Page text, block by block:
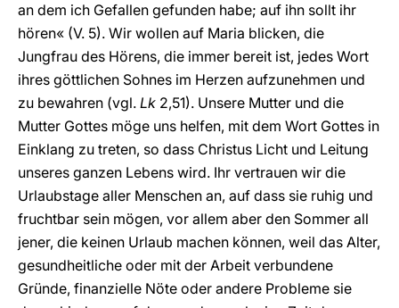
an dem ich Gefallen gefunden habe; auf ihn sollt ihr
hören« (V. 5). Wir wollen auf Maria blicken, die
Jungfrau des Hörens, die immer bereit ist, jedes Wort
ihres göttlichen Sohnes im Herzen aufzunehmen und
zu bewahren (vgl. Lk 2,51). Unsere Mutter und die
Mutter Gottes möge uns helfen, mit dem Wort Gottes in
Einklang zu treten, so dass Christus Licht und Leitung
unseres ganzen Lebens wird. Ihr vertrauen wir die
Urlaubstage aller Menschen an, auf dass sie ruhig und
fruchtbar sein mögen, vor allem aber den Sommer all
jener, die keinen Urlaub machen können, weil das Alter,
gesundheitliche oder mit der Arbeit verbundene
Gründe, finanzielle Nöte oder andere Probleme sie